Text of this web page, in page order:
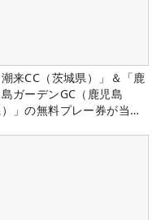
潮来CC（茨城県）」＆「鹿
ガーデンGC（鹿児島
」の無料プレー券が当た